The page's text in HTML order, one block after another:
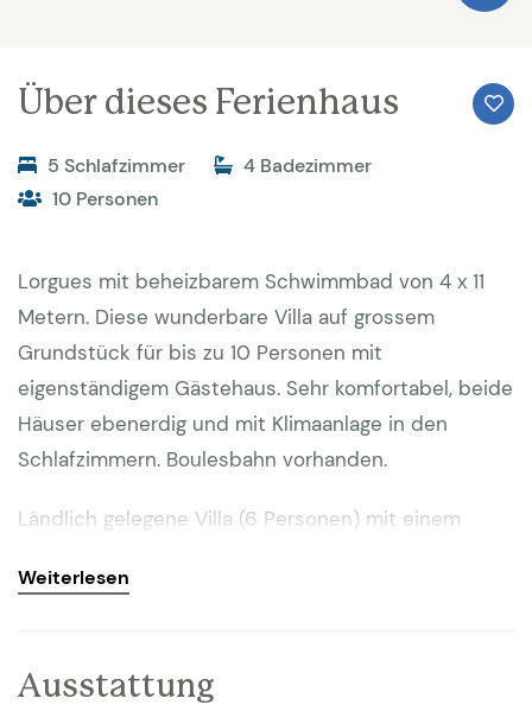
Über dieses Ferienhaus
5 Schlafzimmer
4 Badezimmer
10 Personen
Lorgues mit beheizbarem Schwimmbad von 4 x 11
Metern. Diese wunderbare Villa auf grossem
Grundstück für bis zu 10 Personen mit
eigenständigem Gästehaus. Sehr komfortabel, beide
Häuser ebenerdig und mit Klimaanlage in den
Schlafzimmern. Boulesbahn vorhanden.
Ländlich gelegene Villa (6 Personen) mit einem
großen Grundstück von 9.000 m2. Ideal für Familien
Villa befindet sich etwa 2 km von Lorgues entfernt.
Weiterlesen
Ausstattung